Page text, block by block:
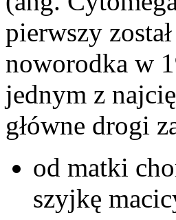
pierwszy
noworodka w
jednym z
główne drogi
od matki
szyjkę